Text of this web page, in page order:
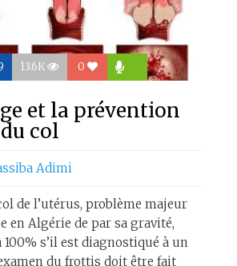
13.6K 0
et la prévention
col
Adimi
de l’utérus, problème majeur
en Algérie de par sa gravité,
s’il est diagnostiqué à un
du frottis doit être fait